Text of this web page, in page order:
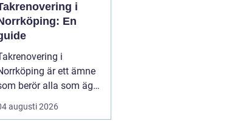
i
En
i
är ett ämne
berör alla som äger
hus, radhus eller
flerfamiljshus i området.
augusti 2026